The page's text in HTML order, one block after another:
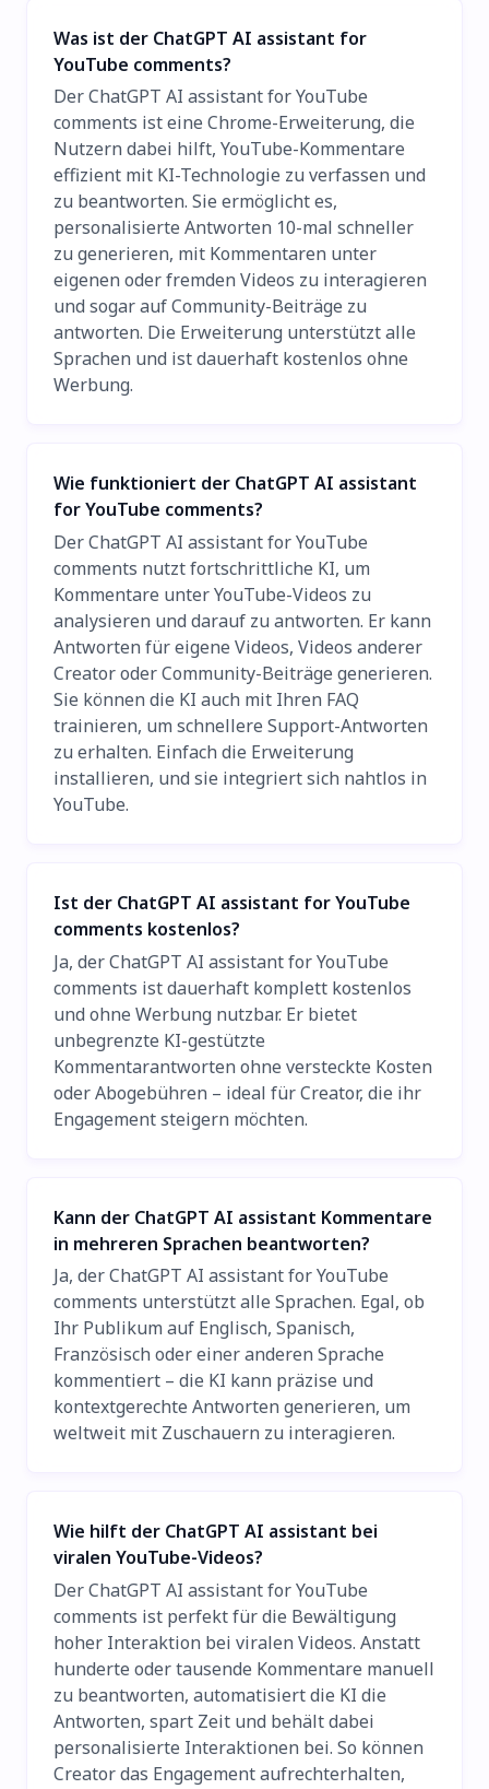
Was ist der ChatGPT AI assistant for
YouTube comments?
Der ChatGPT AI assistant for YouTube
comments ist eine Chrome-Erweiterung, die
Nutzern dabei hilft, YouTube-Kommentare
effizient mit KI-Technologie zu verfassen und
zu beantworten. Sie ermöglicht es,
personalisierte Antworten 10-mal schneller
zu generieren, mit Kommentaren unter
eigenen oder fremden Videos zu interagieren
und sogar auf Community-Beiträge zu
antworten. Die Erweiterung unterstützt alle
Sprachen und ist dauerhaft kostenlos ohne
Werbung.
Wie funktioniert der ChatGPT AI assistant
for YouTube comments?
Der ChatGPT AI assistant for YouTube
comments nutzt fortschrittliche KI, um
Kommentare unter YouTube-Videos zu
analysieren und darauf zu antworten. Er kann
Antworten für eigene Videos, Videos anderer
Creator oder Community-Beiträge generieren.
Sie können die KI auch mit Ihren FAQ
trainieren, um schnellere Support-Antworten
zu erhalten. Einfach die Erweiterung
installieren, und sie integriert sich nahtlos in
YouTube.
Ist der ChatGPT AI assistant for YouTube
comments kostenlos?
Ja, der ChatGPT AI assistant for YouTube
comments ist dauerhaft komplett kostenlos
und ohne Werbung nutzbar. Er bietet
unbegrenzte KI-gestützte
Kommentarantworten ohne versteckte Kosten
oder Abogebühren – ideal für Creator, die ihr
Engagement steigern möchten.
Kann der ChatGPT AI assistant Kommentare
in mehreren Sprachen beantworten?
Ja, der ChatGPT AI assistant for YouTube
comments unterstützt alle Sprachen. Egal, ob
Ihr Publikum auf Englisch, Spanisch,
Französisch oder einer anderen Sprache
kommentiert – die KI kann präzise und
kontextgerechte Antworten generieren, um
weltweit mit Zuschauern zu interagieren.
Wie hilft der ChatGPT AI assistant bei
viralen YouTube-Videos?
Der ChatGPT AI assistant for YouTube
comments ist perfekt für die Bewältigung
hoher Interaktion bei viralen Videos. Anstatt
hunderte oder tausende Kommentare manuell
zu beantworten, automatisiert die KI die
Antworten, spart Zeit und behält dabei
personalisierte Interaktionen bei. So können
Creator das Engagement aufrechterhalten,